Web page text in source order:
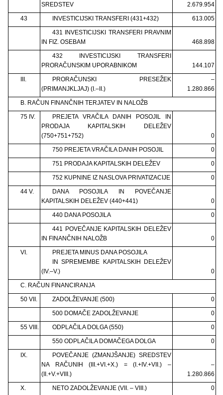
SREDSTEV
2.679.954
43
INVESTICIJSKI TRANSFERI (431+432)
613.005
431 INVESTICIJSKI TRANSFERI PRAVNIM
IN FIZ. OSEBAM
468.898
432 INVESTICIJSKI TRANSFERI
PRORAČUNSKIM UPORABNIKOM
144.107
III.
PRORAČUNSKI PRESEŽEK
(PRIMANJKLJAJ) (I.–II.)
–
1.280.866
B. RAČUN FINANČNIH TERJATEV IN NALOŽB
75 IV.
PREJETA VRAČILA DANIH POSOJIL IN
PRODAJA KAPITALSKIH DELEŽEV
(750+751+752)
0
750 PREJETA VRAČILA DANIH POSOJIL
0
751 PRODAJA KAPITALSKIH DELEŽEV
0
752 KUPNINE IZ NASLOVA PRIVATIZACIJE
0
44 V.
DANA POSOJILA IN POVEČANJE
KAPITALSKIH DELEŽEV (440+441)
0
440 DANA POSOJILA
0
441 POVEČANJE KAPITALSKIH DELEŽEV
IN FINANČNIH NALOŽB
0
VI.
PREJETA MINUS DANA POSOJILA
IN SPREMEMBE KAPITALSKIH DELEŽEV
(IV.–V.)
0
C. RAČUN FINANCIRANJA
50 VII.
ZADOLŽEVANJE (500)
0
500 DOMAČE ZADOLŽEVANJE
0
55 VIII.
ODPLAČILA DOLGA (550)
0
550 ODPLAČILA DOMAČEGA DOLGA
0
IX.
POVEČANJE (ZMANJŠANJE) SREDSTEV
NA RAČUNIH (III.+VI.+X.) = (I.+IV.+VII.) –
(II.+V.+VIII.)
–
1.280.866
X.
NETO ZADOLŽEVANJE (VII. – VIII.)
0